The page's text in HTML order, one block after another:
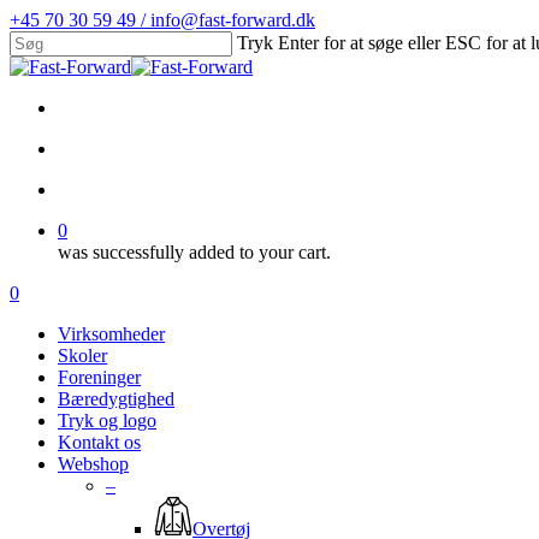
Skip
to
main
+45 70 30 59 49 / info@fast-forward.dk
Tryk Enter for at søge eller ESC for at
Close
0
was successfully added to your cart.
Menu
search
account
0
Virksomheder
Skoler
Foreninger
Bæredygtighed
Tryk og logo
Kontakt os
Webshop
–
Overtøj